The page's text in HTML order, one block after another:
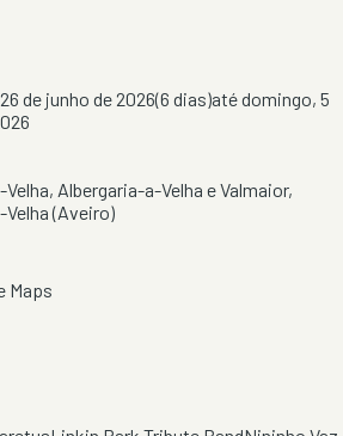
de junho de 2026(6 dias)atédomingo, 5
, Albergaria-a-Velha e Valmaior,
(Aveiro)
Maps